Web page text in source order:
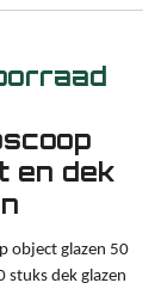
en dek
object glazen 50
stuks dek glazen